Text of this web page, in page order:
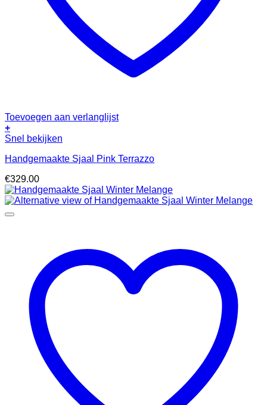
Toevoegen aan verlanglijst
+
Snel bekijken
Handgemaakte Sjaal Pink Terrazzo
€329.00